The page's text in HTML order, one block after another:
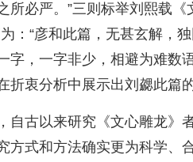
所必严。”三则标举刘熙载
：“彦和此篇，无甚玄解，
字，一字非少，相避为难数
折衷分析中展示出刘勰此篇
自古以来研究《文心雕龙》
方式和方法确实更为科学、